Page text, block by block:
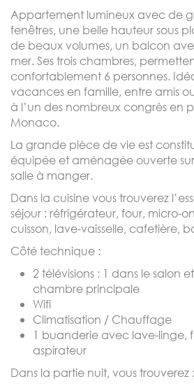
Appartement lumineux avec de
fenêtres, une belle hauteur sous
de beaux volumes, un balcon
mer. Ses trois chambres,
confortablement 6 personnes.
vacances en famille, entre amis
à l’un des nombreux congrès en
Monaco.
La grande pièce de vie est
équipée et aménagée ouverte
salle à manger.
Dans la cuisine vous trouverez
séjour : réfrigérateur, four, micro-
cuisson, lave-vaisselle, cafetière,
Côté technique :
2 télévisions : 1 dans le salon
chambre principale
Wifi
Climatisation / Chauffage
1 buanderie avec lave-linge,
aspirateur
Dans la partie nuit, vous trouverez :